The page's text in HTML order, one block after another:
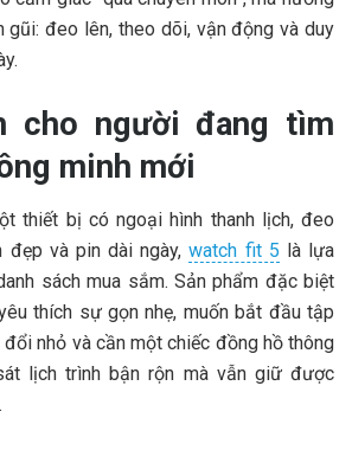
gũi: đeo lên, theo dõi, vận động và duy
cho người đang tìm
minh mới
thiết bị có ngoại hình thanh lịch, đeo
đẹp và pin dài ngày,watch fit 5 là lựa
sách mua sắm. Sản phẩm đặc biệt
thích sự gọn nhẹ, muốn bắt đầu tập
nhỏ và cần một chiếc đồng hồ thông
lịch trình bận rộn mà vẫn giữ được